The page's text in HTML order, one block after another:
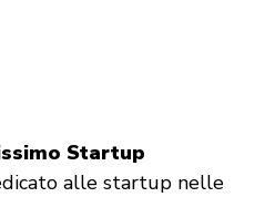
Startup
alle startup nelle